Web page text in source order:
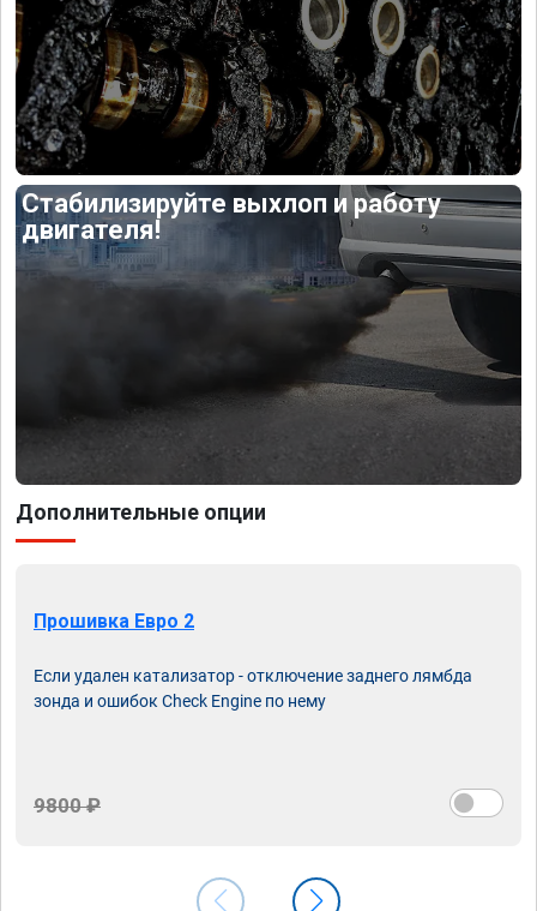
Стабилизируйте выхлоп и работу
двигателя!
Дополнительные опции
Прошивка Евро 2
Если удален катализатор - отключение заднего лямбда
зонда и ошибок Check Engine по нему
9800 ₽